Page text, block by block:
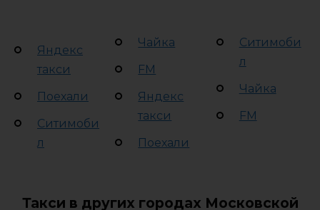
Яндекс
такси
Поехали
Ситимоби
л
Чайка
FM
Яндекс
такси
Поехали
Ситимоби
л
Чайка
FM
Такси в других городах Московской